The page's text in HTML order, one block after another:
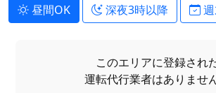
昼間OK
深夜3時以降
このエリアに登録され
運転代行業者はありません